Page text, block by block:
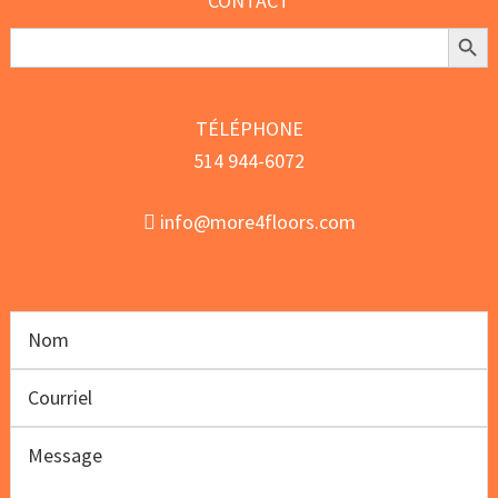
Search
Search
TÉLÉPHONE
514 944-6072
info@more4floors.com